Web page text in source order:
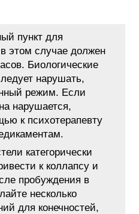
пункт для
этом случае должен
Биологические
нарушать,
режим. Если
нарушается,
к психотерапевту
категорически
к коллапсу и
пробуждения в
несколько
для конечностей,